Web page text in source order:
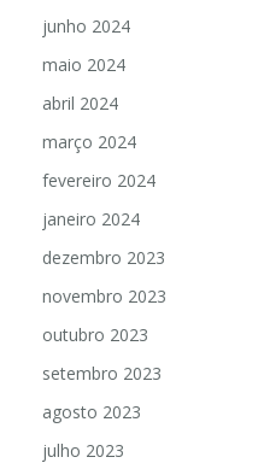
junho 2024
maio 2024
abril 2024
março 2024
fevereiro 2024
janeiro 2024
dezembro 2023
novembro 2023
outubro 2023
setembro 2023
agosto 2023
julho 2023